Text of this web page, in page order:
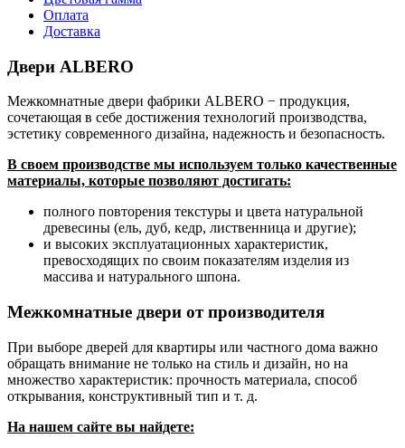
Оплата
Доставка
Двери ALBERO
Межкомнатные двери фабрики ALBERO − продукция,
сочетающая в себе достижения технологий производства,
эстетику современного дизайна, надежность и безопасность.
В своем производстве мы используем только качественные
материалы, которые позволяют достигать:
полного повторения текстуры и цвета натуральной
древесины (ель, дуб, кедр, лиственница и другие);
и высоких эксплуатационных характеристик,
превосходящих по своим показателям изделия из
массива и натурального шпона.
Межкомнатные двери от производителя
При выборе дверей для квартиры или частного дома важно
обращать внимание не только на стиль и дизайн, но на
множество характеристик: прочность материала, способ
открывания, конструктивный тип и т. д.
На нашем сайте вы найдете: